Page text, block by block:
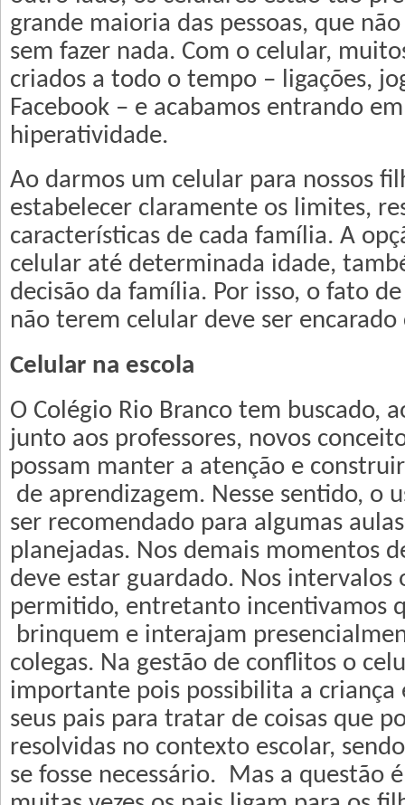
grande maioria das pessoas, que
sem fazer nada. Com o celular,
criados a todo o tempo – ligações,
Facebook – e acabamos entrando
hiperatividade.
Ao darmos um celular para nossos
estabelecer claramente os limites,
características de cada família. A
celular até determinada idade,
decisão da família. Por isso, o fato
não terem celular deve ser
Celular na escola
O Colégio Rio Branco tem buscado,
junto aos professores, novos
possam manter a atenção e
de aprendizagem. Nesse sentido, o
ser recomendado para algumas
planejadas. Nos demais momentos
deve estar guardado. Nos intervalos
permitido, entretanto incentivamos
brinquem e interajam
colegas. Na gestão de conflitos o
importante pois possibilita a criança
seus pais para tratar de coisas que
resolvidas no contexto escolar,
se fosse necessário. Mas a questão